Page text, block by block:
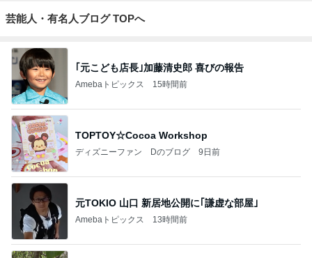
芸能人・有名人ブログ TOPへ
｢元こども店長｣加藤清史郎 喜びの報告
Amebaトピックス 15時間前
TOPTOY☆Cocoa Workshop
ディズニーファン Dのブログ 9日前
元TOKIO 山口 新居地公開に｢謙虚な部屋｣
Amebaトピックス 13時間前